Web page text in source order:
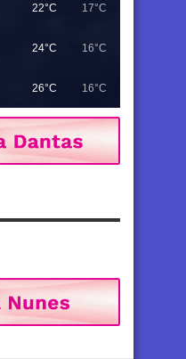
22°C 17°C
24°C 16°C
26°C 16°C